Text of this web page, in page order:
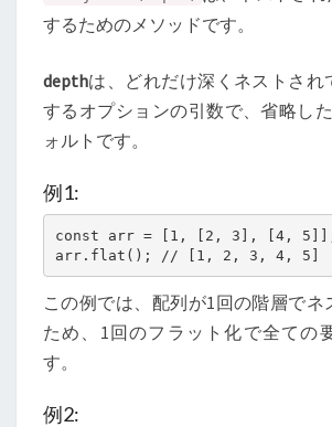
するためのメソッドです。
depthは、どれだけ深くネストされ
するオプションの引数で、省略し
ォルトです。
例1:
const arr = [1, [2, 3], [4,
arr.flat(); // [1, 2, 3, 4, 5]
この例では、配列が1回の階層でネ
ため、1回のフラット化で全ての
す。
例2: